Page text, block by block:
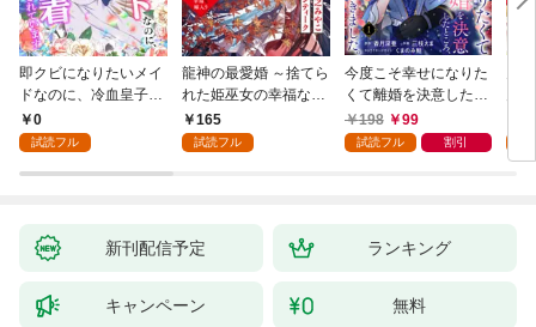
即クビになりたいメイ
ドなのに、冷血皇子に
執着されています第1
話
0
試読フル
龍神の最愛婚 ～捨てら
れた姫巫女の幸福な嫁
入り～: 1
165
試読フル
今度こそ幸せになりた
くて離婚を決意したと
ころ、無表情な旦那様
が「愛してる」と言っ
198 99
試読フル 割引
新刊配信予定 ランキング
キャンペーン 無料